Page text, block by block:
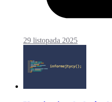
29 listopada 2025